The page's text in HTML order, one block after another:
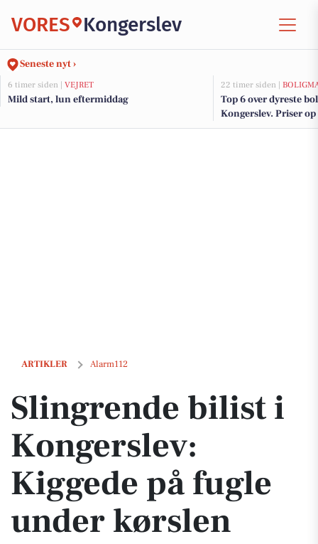
VORES Kongerslev
Seneste nyt ›
6 timer siden | VEJRET
Mild start, lun eftermiddag
22 timer siden |
Top 6 over dyreste
Kongerslev. Priser
ARTIKLER Alarm112
Slingrende bilist i Kongerslev: Kiggede på fugle under kørslen
Slingrende bilist i
Kongerslev:
Kiggede på fugle
under kørslen